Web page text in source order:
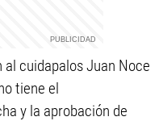
cuidapalos Juan Noce
tiene el
y la aprobación de